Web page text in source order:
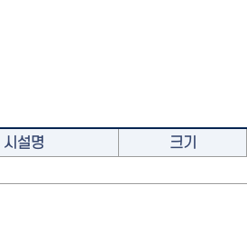
시설명 크기